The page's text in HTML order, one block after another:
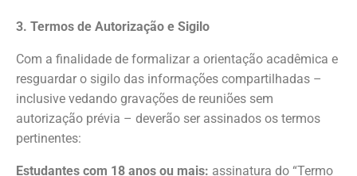
3. Termos de Autorização e Sigilo
Com a finalidade de formalizar a orientação acadêmica e
resguardar o sigilo das informações compartilhadas –
inclusive vedando gravações de reuniões sem
autorização prévia – deverão ser assinados os termos
pertinentes:
Estudantes com 18 anos ou mais: assinatura do “Termo